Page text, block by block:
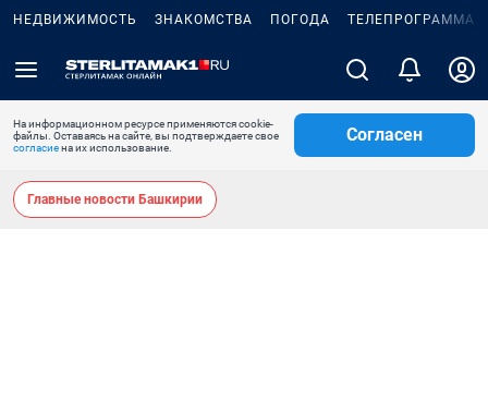
НЕДВИЖИМОСТЬ ЗНАКОМСТВА ПОГОДА ТЕЛЕПРОГРАММА
На информационном ресурсе применяются cookie-
файлы. Оставаясь на сайте, вы подтверждаете свое
согласиена их использование.
Согласен
Главные новости Башкирии